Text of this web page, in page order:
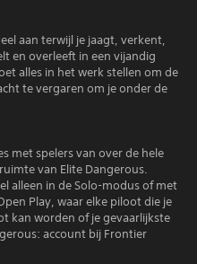
aan terwijl je jaagt, verkent,
en overleeft in een vijandig
alles in het werk stellen om de
te vergaren om je onder de
met spelers van over de hele
van Elite Dangerous.
alleen in de Solo-modus of met
Play, waar elke piloot die je
kan worden of je gevaarlijkste
account bij Frontier